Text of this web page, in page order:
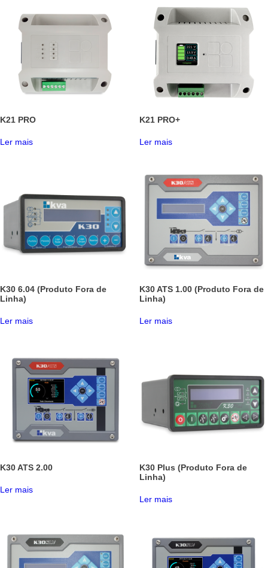
K21 PRO
Ler mais
K21 PRO+
Ler mais
K30 6.04 (Produto Fora de
Linha)
Ler mais
K30 ATS 1.00 (Produto Fora de
Linha)
Ler mais
K30 ATS 2.00
Ler mais
K30 Plus (Produto Fora de
Linha)
Ler mais